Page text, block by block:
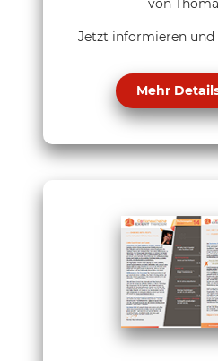
von
Jetzt informieren und
Mehr